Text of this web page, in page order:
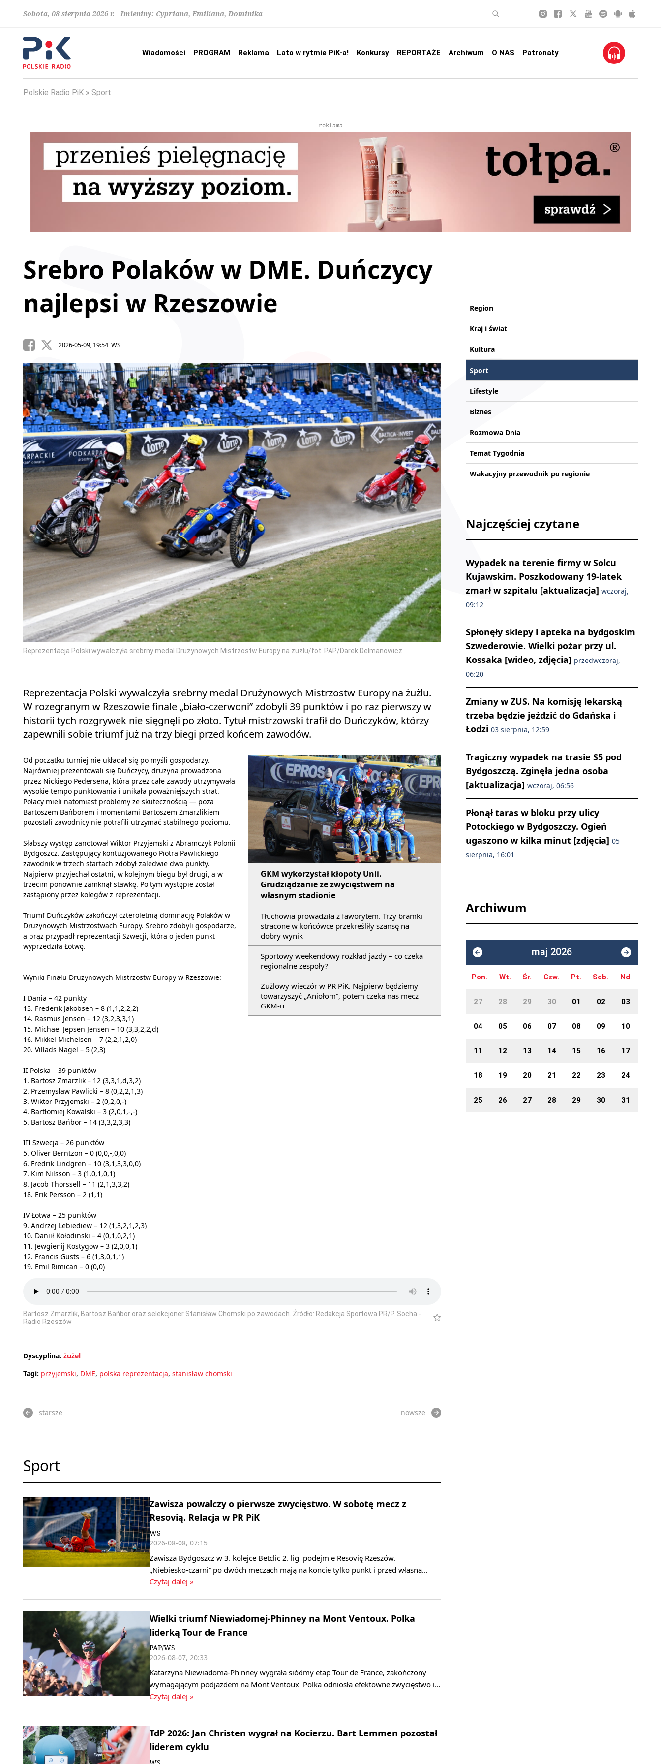
Sobota, 08 sierpnia 2026 r. Imieniny: Cypriana, Emiliana, Dominika
Wiadomości PROGRAM Reklama Lato w rytmie PiK-a! Konkursy REPORTAŻE Archiwum O NAS Patronaty
Polskie Radio PiK Sport
reklama
Srebro Polaków w DME. Duńczycy
najlepsi w Rzeszowie
2026-05-09, 19:54 WS
Reprezentacja Polski wywalczyła srebrny medal Drużynowych Mistrzostw Europy na żużlu/fot. PAP/Darek Delmanowicz
Reprezentacja Polski wywalczyła srebrny medal Drużynowych Mistrzostw Europy na żużlu.
W rozegranym w Rzeszowie finale „biało‑czerwoni” zdobyli 39 punktów i po raz pierwszy w
historii tych rozgrywek nie sięgnęli po złoto. Tytuł mistrzowski trafił do Duńczyków, którzy
zapewnili sobie triumf już na trzy biegi przed końcem zawodów.
GKM wykorzystał kłopoty Unii.
Grudziądzanie ze zwycięstwem na
własnym stadionie
Tłuchowia prowadziła z faworytem. Trzy bramki
stracone w końcówce przekreśliły szansę na
dobry wynik
Sportowy weekendowy rozkład jazdy – co czeka
regionalne zespoły?
Żużlowy wieczór w PR PiK. Najpierw będziemy
towarzyszyć „Aniołom”, potem czeka nas mecz
GKM-u
Od początku turniej nie układał się po myśli gospodarzy.
Najrówniej prezentowali się Duńczycy, drużyna prowadzona
przez Nickiego Pedersena, która przez całe zawody utrzymywała
wysokie tempo punktowania i unikała poważniejszych strat.
Polacy mieli natomiast problemy ze skutecznością — poza
Bartoszem Bańborem i momentami Bartoszem Zmarzlikiem
pozostali zawodnicy nie potrafili utrzymać stabilnego poziomu.
Słabszy występ zanotował Wiktor Przyjemski z Abramczyk Polonii
Bydgoszcz. Zastępujący kontuzjowanego Piotra Pawlickiego
zawodnik w trzech startach zdobył zaledwie dwa punkty.
Najpierw przyjechał ostatni, w kolejnym biegu był drugi, a w
trzecim ponownie zamknął stawkę. Po tym występie został
zastąpiony przez kolegów z reprezentacji.
Triumf Duńczyków zakończył czteroletnią dominację Polaków w
Drużynowych Mistrzostwach Europy. Srebro zdobyli gospodarze,
a brąz przypadł reprezentacji Szwecji, która o jeden punkt
wyprzedziła Łotwę.
Wyniki Finału Drużynowych Mistrzostw Europy w Rzeszowie:
I Dania – 42 punkty
13. Frederik Jakobsen – 8 (1,1,2,2,2)
14. Rasmus Jensen – 12 (3,2,3,3,1)
15. Michael Jepsen Jensen – 10 (3,3,2,2,d)
16. Mikkel Michelsen – 7 (2,2,1,2,0)
20. Villads Nagel – 5 (2,3)
II Polska – 39 punktów
1. Bartosz Zmarzlik – 12 (3,3,1,d,3,2)
2. Przemysław Pawlicki – 8 (0,2,2,1,3)
3. Wiktor Przyjemski – 2 (0,2,0,-)
4. Bartłomiej Kowalski – 3 (2,0,1,-,-)
5. Bartosz Bańbor – 14 (3,3,2,3,3)
III Szwecja – 26 punktów
5. Oliver Berntzon – 0 (0,0,-,0,0)
6. Fredrik Lindgren – 10 (3,1,3,3,0,0)
7. Kim Nilsson – 3 (1,0,1,0,1)
8. Jacob Thorssell – 11 (2,1,3,3,2)
18. Erik Persson – 2 (1,1)
IV Łotwa – 25 punktów
9. Andrzej Lebiediew – 12 (1,3,2,1,2,3)
10. Daniił Kołodinski – 4 (0,1,0,2,1)
11. Jewgienij Kostygow – 3 (2,0,0,1)
12. Francis Gusts – 6 (1,3,0,1,1)
19. Emil Rimican – 0 (0,0)
Bartosz Zmarzlik, Bartosz Bańbor oraz selekcjoner Stanisław Chomski po zawodach. Źródło: Redakcja Sportowa PR/P. Socha -
Radio Rzeszów
Dyscyplina: żużel
Tagi: przyjemski, DME, polska reprezentacja, stanisław chomski
starsze nowsze
Sport
Zawisza powalczy o pierwsze zwycięstwo. W sobotę mecz z
Resovią. Relacja w PR PiK
WS
2026-08-08, 07:15
Zawisza Bydgoszcz w 3. kolejce Betclic 2. ligi podejmie Resovię Rzeszów.
„Niebiesko‑czarni” po dwóch meczach mają na koncie tylko punkt i przed własną…
Czytaj dalej »
Wielki triumf Niewiadomej-Phinney na Mont Ventoux. Polka
liderką Tour de France
PAP/WS
2026-08-07, 20:33
Katarzyna Niewiadoma-Phinney wygrała siódmy etap Tour de France, zakończony
wymagającym podjazdem na Mont Ventoux. Polka odniosła efektowne zwycięstwo i…
Czytaj dalej »
TdP 2026: Jan Christen wygrał na Kocierzu. Bart Lemmen pozostał
liderem cyklu
Region
Kraj i świat
Kultura
Sport
Lifestyle
Biznes
Rozmowa Dnia
Temat Tygodnia
Wakacyjny przewodnik po regionie
Najczęściej czytane
Wypadek na terenie firmy w Solcu
Kujawskim. Poszkodowany 19-latek
zmarł w szpitalu [aktualizacja] wczoraj,
09:12
Spłonęły sklepy i apteka na bydgoskim
Szwederowie. Wielki pożar przy ul.
Kossaka [wideo, zdjęcia] przedwczoraj,
06:20
Zmiany w ZUS. Na komisję lekarską
trzeba będzie jeździć do Gdańska i
Łodzi 03 sierpnia, 12:59
Tragiczny wypadek na trasie S5 pod
Bydgoszczą. Zginęła jedna osoba
[aktualizacja] wczoraj, 06:56
Płonął taras w bloku przy ulicy
Potockiego w Bydgoszczy. Ogień
ugaszono w kilka minut [zdjęcia] 05
sierpnia, 16:01
Archiwum
maj 2026
Pon. Wt. Śr. Czw. Pt. Sob. Nd.
27 28 29 30 01 02 03
04 05 06 07 08 09 10
11 12 13 14 15 16 17
18 19 20 21 22 23 24
25 26 27 28 29 30 31